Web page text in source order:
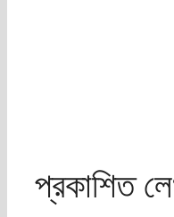
প্রকাশিত